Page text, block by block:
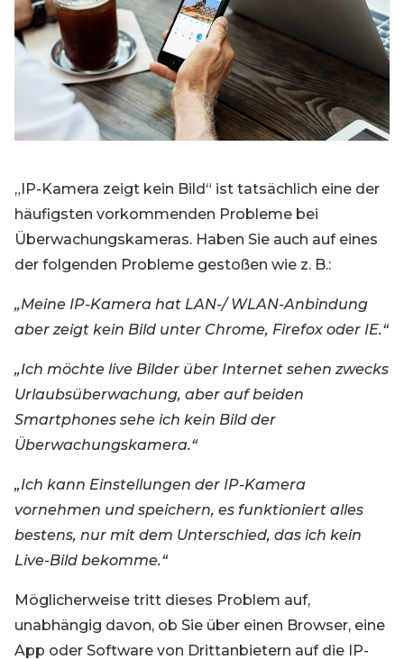
Blog
Kontakt
Registrieren
Einloggen
„IP-Kamera zeigt kein Bild“ ist tatsächlich eine der
häufigsten vorkommenden Probleme bei
Überwachungskameras. Haben Sie auch auf eines
der folgenden Probleme gestoßen wie z. B.:
„Meine IP-Kamera hat LAN-/ WLAN-Anbindung
aber zeigt kein Bild unter Chrome, Firefox oder IE.“
„Ich möchte live Bilder über Internet sehen zwecks
Urlaubsüberwachung, aber auf beiden
Smartphones sehe ich kein Bild der
Überwachungskamera.“
„Ich kann Einstellungen der IP-Kamera
vornehmen und speichern, es funktioniert alles
bestens, nur mit dem Unterschied, das ich kein
Live-Bild bekomme.“
Möglicherweise tritt dieses Problem auf,
unabhängig davon, ob Sie über einen Browser, eine
App oder Software von Drittanbietern auf die IP-